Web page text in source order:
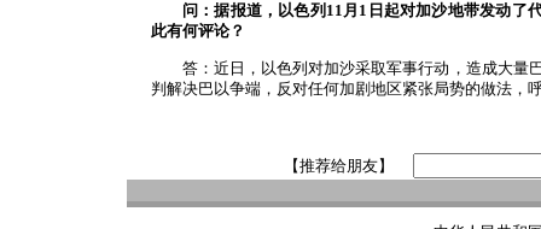
问：据报道，以色列 11月 1 日起对加沙地带发动了
此有何评论？
答：近日，以色列对加沙采取军事行动，造成大量
判解决巴以争端，反对任何加剧地区紧张局势的做法，
【推荐给朋友】